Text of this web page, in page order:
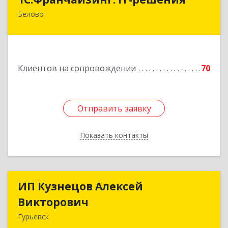
Белово
Клиентов на сопровождении 70
Отправить заявку
Показать контакты
Отправить заявку
Назад
ИП Кузнецов Алексей
Викторович
Гурьевск
ИП Кузнецов Алексей